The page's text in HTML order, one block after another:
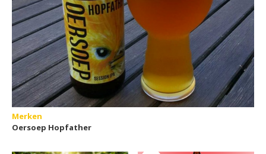
Merken
Oersoep Hopfather